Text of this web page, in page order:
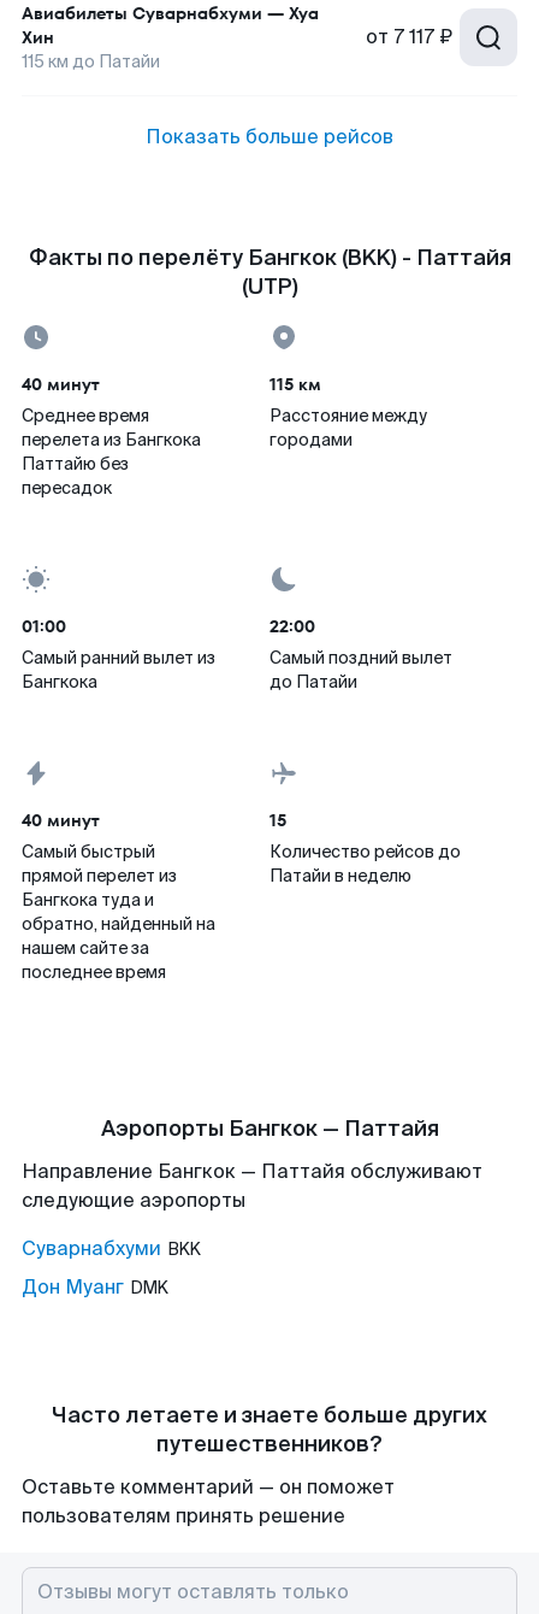
Авиабилеты Суварнабхуми — Хуа
Хин
115 км до Патайи
от 7 117 ₽
Показать больше рейсов
Факты по перелёту Бангкок (BKK) - Паттайя
(UTP)
40 минут
Среднее время
перелета из Бангкока
Паттайю без
пересадок
115 км
Расстояние между
городами
01:00
Самый ранний вылет из
Бангкока
22:00
Самый поздний вылет
до Патайи
40 минут
Самый быстрый
прямой перелет из
Бангкока туда и
обратно, найденный на
нашем сайте за
последнее время
15
Количество рейсов до
Патайи в неделю
Аэропорты Бангкок — Паттайя
Направление Бангкок — Паттайя обслуживают
следующие аэропорты
Суварнабхуми BKK
Дон Муанг DMK
Часто летаете и знаете больше других
путешественников?
Оставьте комментарий — он поможет
пользователям принять решение